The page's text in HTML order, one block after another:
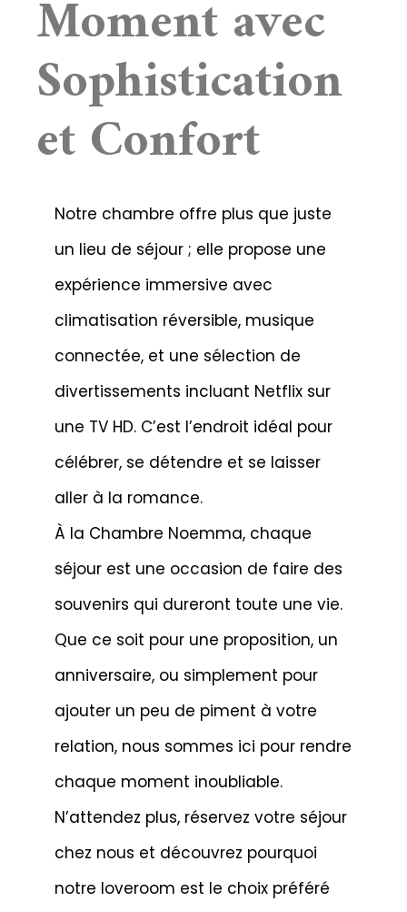
Moment avec
Sophistication
et Confort
Notre chambre offre plus que juste
un lieu de séjour ; elle propose une
expérience immersive avec
climatisation réversible, musique
connectée, et une sélection de
divertissements incluant Netflix sur
une TV HD. C’est l’endroit idéal pour
célébrer, se détendre et se laisser
aller à la romance.
À la Chambre Noemma, chaque
séjour est une occasion de faire des
souvenirs qui dureront toute une vie.
Que ce soit pour une proposition, un
anniversaire, ou simplement pour
ajouter un peu de piment à votre
relation, nous sommes ici pour rendre
chaque moment inoubliable.
N’attendez plus, réservez votre séjour
chez nous et découvrez pourquoi
notre loveroom est le choix préféré